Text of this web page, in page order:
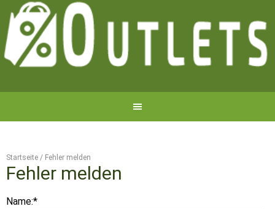
Startseite / Fehler melden
Fehler melden
Name:*